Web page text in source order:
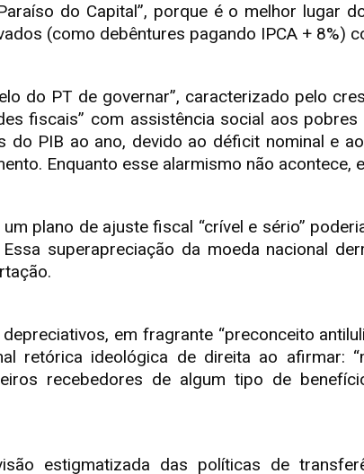
do Capital”, porque é o melhor lugar
(como debêntures pagando IPCA + 8%)
do PT de governar”, caracterizado pelo
fiscais” com assistência social aos
PIB ao ano, devido ao déficit nominal e
Enquanto esse alarmismo não
plano de ajuste fiscal “crível e sério”
superapreciação da moeda nacional
em fragrante “preconceito
retórica ideológica de direita ao afirmar:
recebedores de algum tipo de
estigmatizada das políticas de